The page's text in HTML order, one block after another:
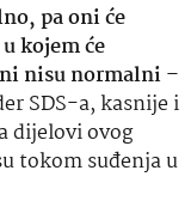
pa oni će
kojem će
nisu normalni–
SDS-a, kasnije i
a dijelovi ovog
tokom suđenja u